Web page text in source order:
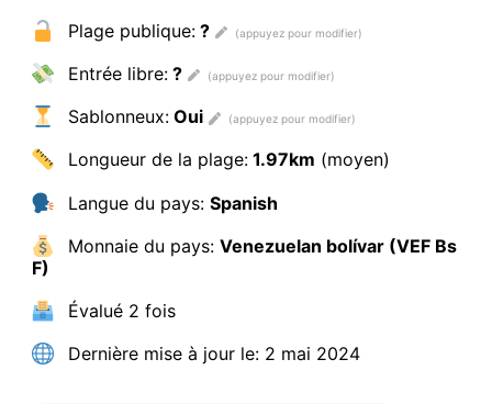
Plage publique:?
Entrée libre:?
Sablonneux:Oui
Longueur de la plage:1.97km (moyen)
Langue du pays: Spanish
Monnaie du pays: Venezuelan bolívar (VEF Bs
F)
Évalué2 fois
Dernière mise à jour le:2 mai 2024